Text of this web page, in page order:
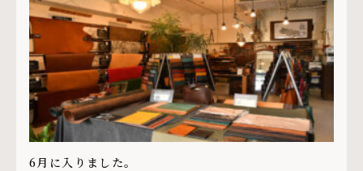
6月に入りました。